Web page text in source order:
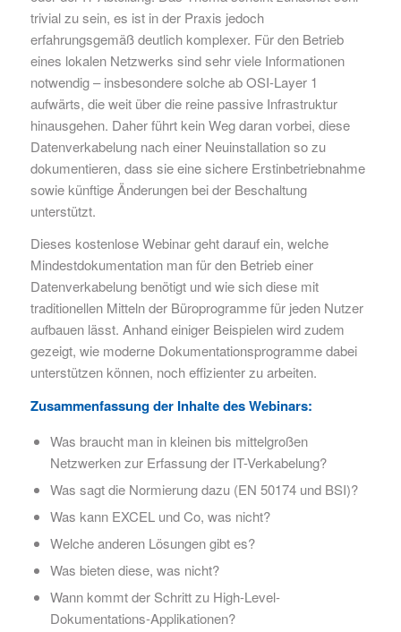
trivial zu sein, es ist in der Praxis jedoch
erfahrungsgemäß deutlich komplexer. Für den Betrieb
eines lokalen Netzwerks sind sehr viele Informationen
notwendig – insbesondere solche ab OSI-Layer 1
aufwärts, die weit über die reine passive Infrastruktur
hinausgehen. Daher führt kein Weg daran vorbei, diese
Datenverkabelung nach einer Neuinstallation so zu
dokumentieren, dass sie eine sichere Erstinbetriebnahme
sowie künftige Änderungen bei der Beschaltung
unterstützt.
Dieses kostenlose Webinar geht darauf ein, welche
Mindestdokumentation man für den Betrieb einer
Datenverkabelung benötigt und wie sich diese mit
traditionellen Mitteln der Büroprogramme für jeden Nutzer
aufbauen lässt. Anhand einiger Beispielen wird zudem
gezeigt, wie moderne Dokumentationsprogramme dabei
unterstützen können, noch effizienter zu arbeiten.
Zusammenfassung der Inhalte des Webinars:
Was braucht man in kleinen bis mittelgroßen
Netzwerken zur Erfassung der IT-Verkabelung?
Was sagt die Normierung dazu (EN 50174 und BSI)?
Was kann EXCEL und Co, was nicht?
Welche anderen Lösungen gibt es?
Was bieten diese, was nicht?
Wann kommt der Schritt zu High-Level-
Dokumentations-Applikationen?